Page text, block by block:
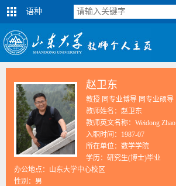
语种
赵卫东
教授 同专业博导 同专业硕导
教师姓名：赵卫东
教师英文名称：Weidong Zhao
入职时间：1987-07
所在单位：数学学院
学历：研究生(博士)毕业
办公地点：山东大学中心校区
性别：男